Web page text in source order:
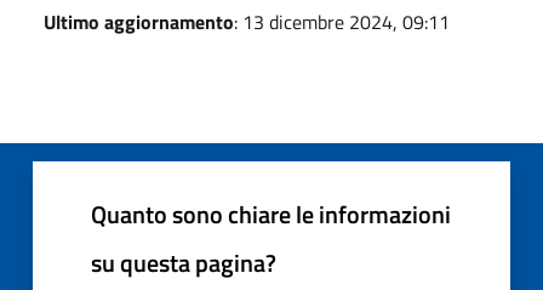
Ultimo aggiornamento: 13 dicembre 2024, 09:11
Quanto sono chiare le informazioni
su questa pagina?